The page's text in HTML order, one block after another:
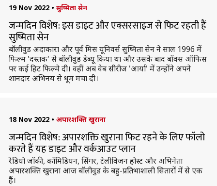
19 Nov 2022 • सुष्मिता सेन
जन्मदिन विशेष: इस डाइट और एक्सरसाइज से फिट रहती हैं
सुष्मिता सेन
बॉलीवुड अदाकारा और पूर्व मिस यूनिवर्स सुष्मिता सेन ने साल 1996 में
फिल्म 'दस्तक' से बॉलीवुड डेब्यू किया था और उसके बाद बॉक्स ऑफिस
पर कई हिट फिल्मे दी। वहीं अब वेब सीरीज 'आर्या' में उन्होंने अपने
शानदार अभिनय से धूम मचा दी।
18 Nov 2022 • अपारशक्ति खुराना
जन्मदिन विशेष: अपारशक्ति खुराना फिट रहने के लिए फॉलो
करते हैं यह डाइट और वर्कआउट प्लान
रेडियो जॉकी, कॉमिडियन, सिंगर, टेलीविजन होस्ट और अभिनेता
अपारशक्ति खुराना आज बॉलीवुड के बहु-प्रतिभाशाली सितारों में से एक
हैं।